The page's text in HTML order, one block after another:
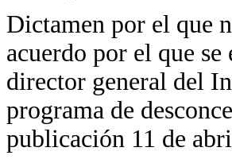
Dictamen por el que
acuerdo por el que
director general del
programa de
publicación 11 de